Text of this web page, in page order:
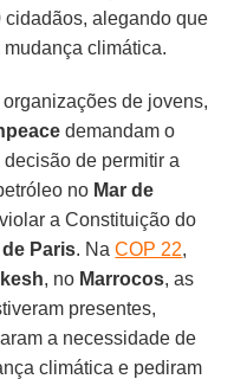
cidadãos, alegando que
climática.
de jovens,
demandam o
decisão de permitir a
no Mar de
a Constituição do
Paris. Na COP 22,
, no Marrocos, as
presentes,
a necessidade de
climática e pediram